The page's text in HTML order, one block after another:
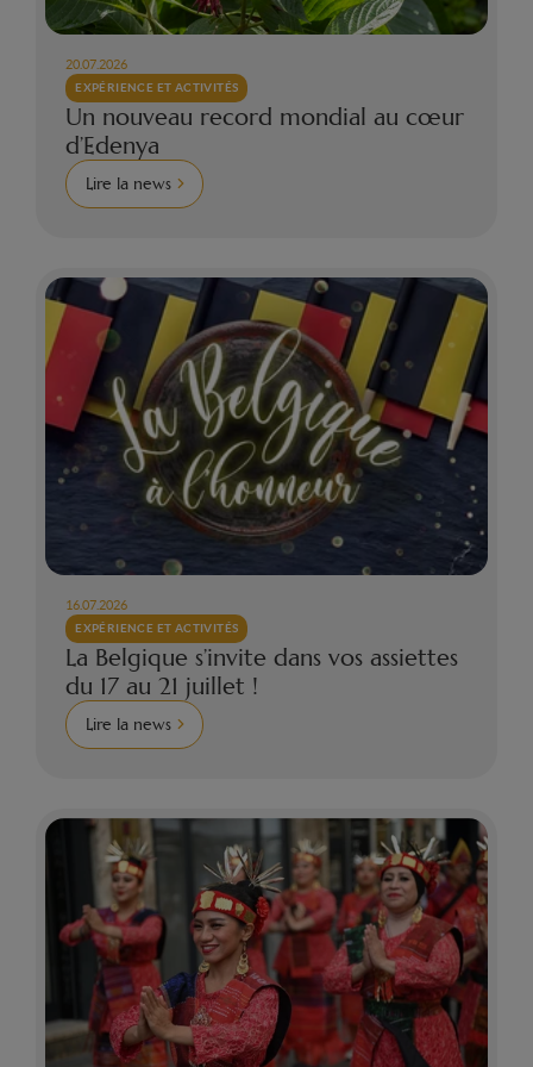
20.07.2026
EXPÉRIENCE ET ACTIVITÉS
Un nouveau record mondial au cœur
d’Edenya
Lire la news
16.07.2026
EXPÉRIENCE ET ACTIVITÉS
La Belgique s’invite dans vos assiettes
du 17 au 21 juillet !
Lire la news